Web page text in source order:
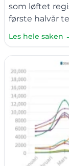
som løftet
første halvår
Les hele saken